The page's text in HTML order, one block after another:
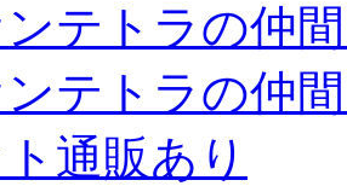
テトラの仲
テトラの仲
通販あり